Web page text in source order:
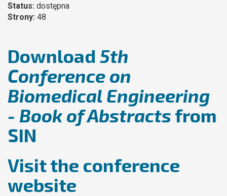
Status: dostępna
Strony: 48
Download 5th
Conference on
Biomedical Engineering
- Book of Abstracts from
SIN
Visit the conference
website